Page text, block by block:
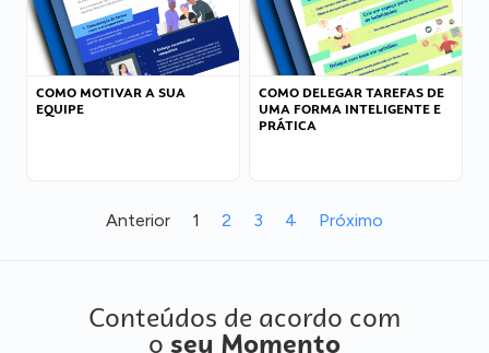
COMO MOTIVAR A SUA
EQUIPE
COMO DELEGAR TAREFAS DE
UMA FORMA INTELIGENTE E
PRÁTICA
Anterior 1 2 3 4 Próximo
Conteúdos de acordo com
o seu Momento